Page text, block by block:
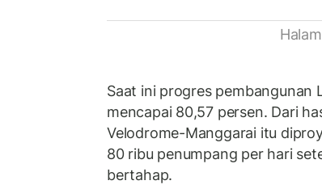
Saat ini progres pembangunan
mencapai 80,57 persen. Dari
Velodrome-Manggarai itu
80 ribu penumpang per hari
bertahap.